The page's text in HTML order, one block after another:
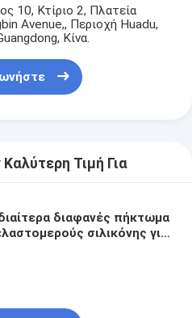
10, Κτίριο 2, Πλατεία
Avenue,, Περιοχή Huadu,
Κίνα.
Τιμή Για
διαφανές πήκτωμα
σιλικόνης για